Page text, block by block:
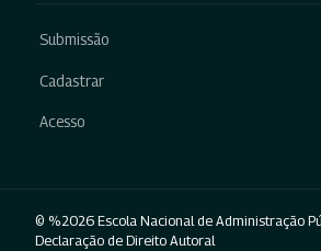
Submissão
Cadastrar
Acesso
© %2026 Escola Nacional de Administração
Declaração de Direito Autoral